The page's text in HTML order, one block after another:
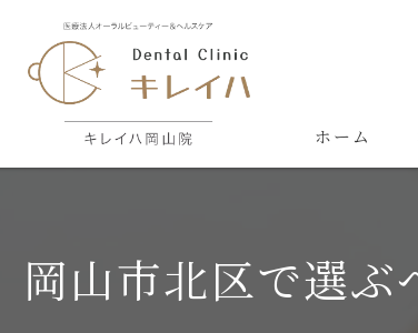
ホーム
岡山市北区で選